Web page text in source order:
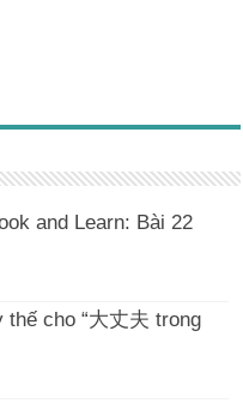
and Learn: Bài 22
thế cho “大丈夫 trong